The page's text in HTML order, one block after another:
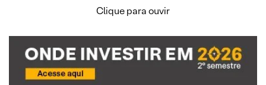
Clique para ouvir